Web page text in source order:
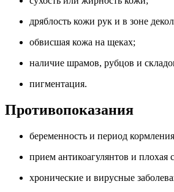
дряблость кожи рук и в зоне
обвисшая кожа на щеках;
наличие шрамов, рубцов и
пигментация.
Противопоказания
беременность и период
прием антикоагулянтов и плохая
хронические и вирусные